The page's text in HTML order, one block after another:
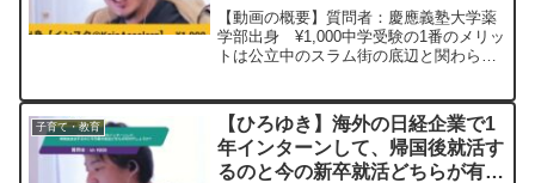
り抜き 20250205
【動画の概要】質問者：慶應義塾大学薬
学部出身 ¥1,000中学受験の1番のメリッ
トは公立中のスラム街の底辺と関わらず
3年間を底辺の環境に犠牲にした後遺症が
あります◆...
子育て・教育
【ひろゆき】海外の日経企業で1
年インターンして、帰国後就活す
るのと今の新卒就活どちらが有利